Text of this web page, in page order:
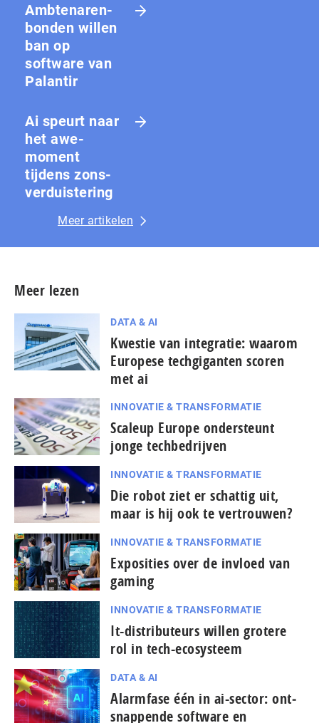
Amb­te­na­ren­
bon­den willen
ban op
software van
Palantir
Ai speurt naar
het awe-
moment
tijdens zons­
ver­duis­te­ring
Meer artikelen
Meer lezen
DATA & AI
Kwestie van integratie: waarom
Europese techgiganten scoren
met ai
INNOVATIE & TRANSFORMATIE
Scaleup Europe ondersteunt
jonge techbedrijven
INNOVATIE & TRANSFORMATIE
Die robot ziet er schattig uit,
maar is hij ook te vertrouwen?
INNOVATIE & TRANSFORMATIE
Exposities over de invloed van
gaming
INNOVATIE & TRANSFORMATIE
It-dis­tri­bu­teurs willen grotere
rol in tech-ecosysteem
DATA & AI
Alarmfase één in ai-sector: ont­
snap­pen­de software en